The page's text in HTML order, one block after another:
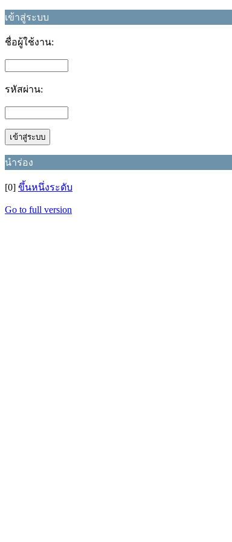
เข้าสู่ระบบ
ชื่อผู้ใช้งาน:
รหัสผ่าน:
นำร่อง
[0] ขึ้นหนึ่งระดับ
Go to full version